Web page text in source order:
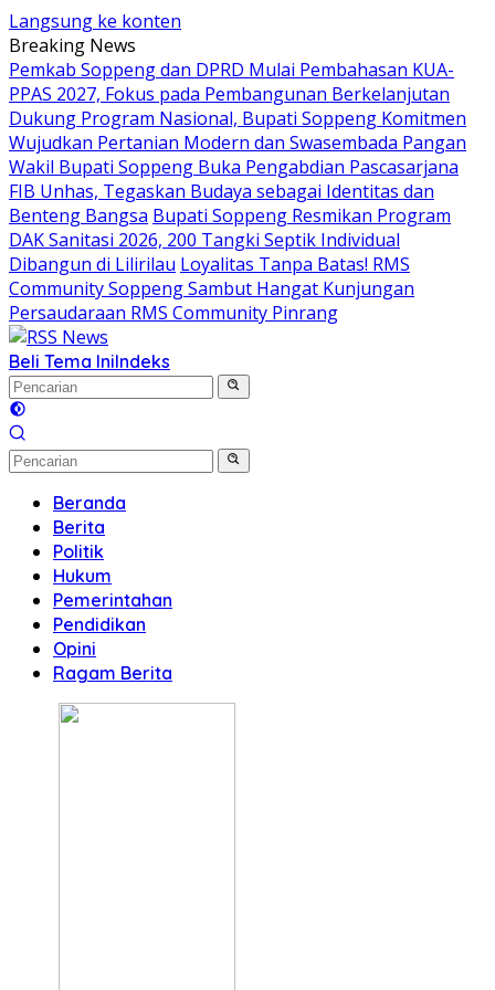
Langsung ke konten
Breaking News
Pemkab Soppeng dan DPRD Mulai Pembahasan KUA-
PPAS 2027, Fokus pada Pembangunan Berkelanjutan
Dukung Program Nasional, Bupati Soppeng Komitmen
Wujudkan Pertanian Modern dan Swasembada Pangan
Wakil Bupati Soppeng Buka Pengabdian Pascasarjana
FIB Unhas, Tegaskan Budaya sebagai Identitas dan
Benteng Bangsa Bupati Soppeng Resmikan Program
DAK Sanitasi 2026, 200 Tangki Septik Individual
Dibangun di Lilirilau Loyalitas Tanpa Batas! RMS
Community Soppeng Sambut Hangat Kunjungan
Persaudaraan RMS Community Pinrang
Beli Tema IniIndeks
Beranda
Berita
Politik
Hukum
Pemerintahan
Pendidikan
Opini
Ragam Berita